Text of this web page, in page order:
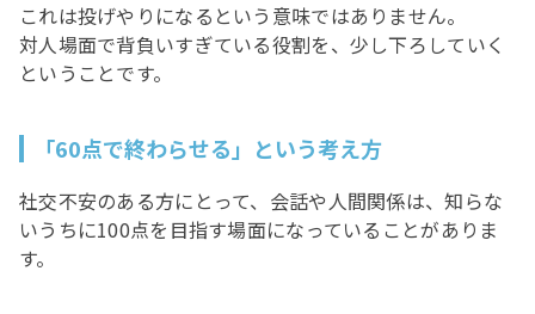
これは投げやりになるという意味ではありません。
対人場面で背負いすぎている役割を、少し下ろしていく
ということです。
「60点で終わらせる」という考え方
社交不安のある方にとって、会話や人間関係は、知らな
いうちに100点を目指す場面になっていることがありま
す。